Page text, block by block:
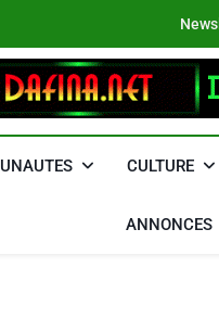
CULTURE
ANNONCES